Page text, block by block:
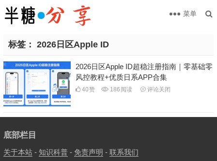
菜单
标签： 2026日区Apple ID
2026日区Apple ID超稳注册指南｜零基础零
风控教程+优质日系APP合集
40赞 186 阅读 评论关闭
底部栏目
关于本站- 知识科普- 免责声明 - 联系我们